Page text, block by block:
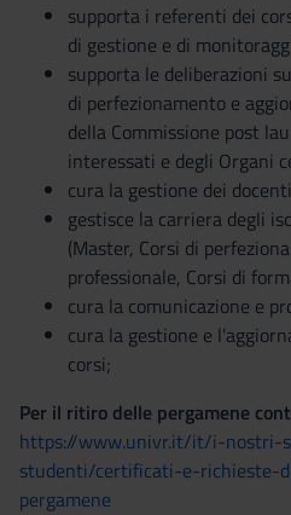
supporta i referenti dei
di gestione e di
supporta le deliberazioni
di perfezionamento e
della Commissione post
interessati e degli Organi
cura la gestione dei
gestisce la carriera degli
(Master, Corsi di
professionale, Corsi di
cura la comunicazione e
cura la gestione e
corsi;
Per il ritiro delle pergamene
https://www.univr.it/it/i-nostri-
studenti/certificati-e-richieste-
pergamene